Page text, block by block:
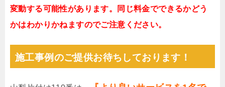
変動する可能性があります。同じ料金でできるかどう
かはわかりかねますのでご注意ください。
施工事例のご提供お待ちしております！